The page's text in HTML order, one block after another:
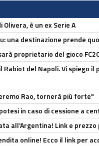
è un ex Serie A
una destinazione prende
proprietario del gioco
Rabiot del Napoli. Vi spiego
Rao, tornerà più forte"
in caso di cessione a
all'Argentina! Link e
online! Ecco il link per